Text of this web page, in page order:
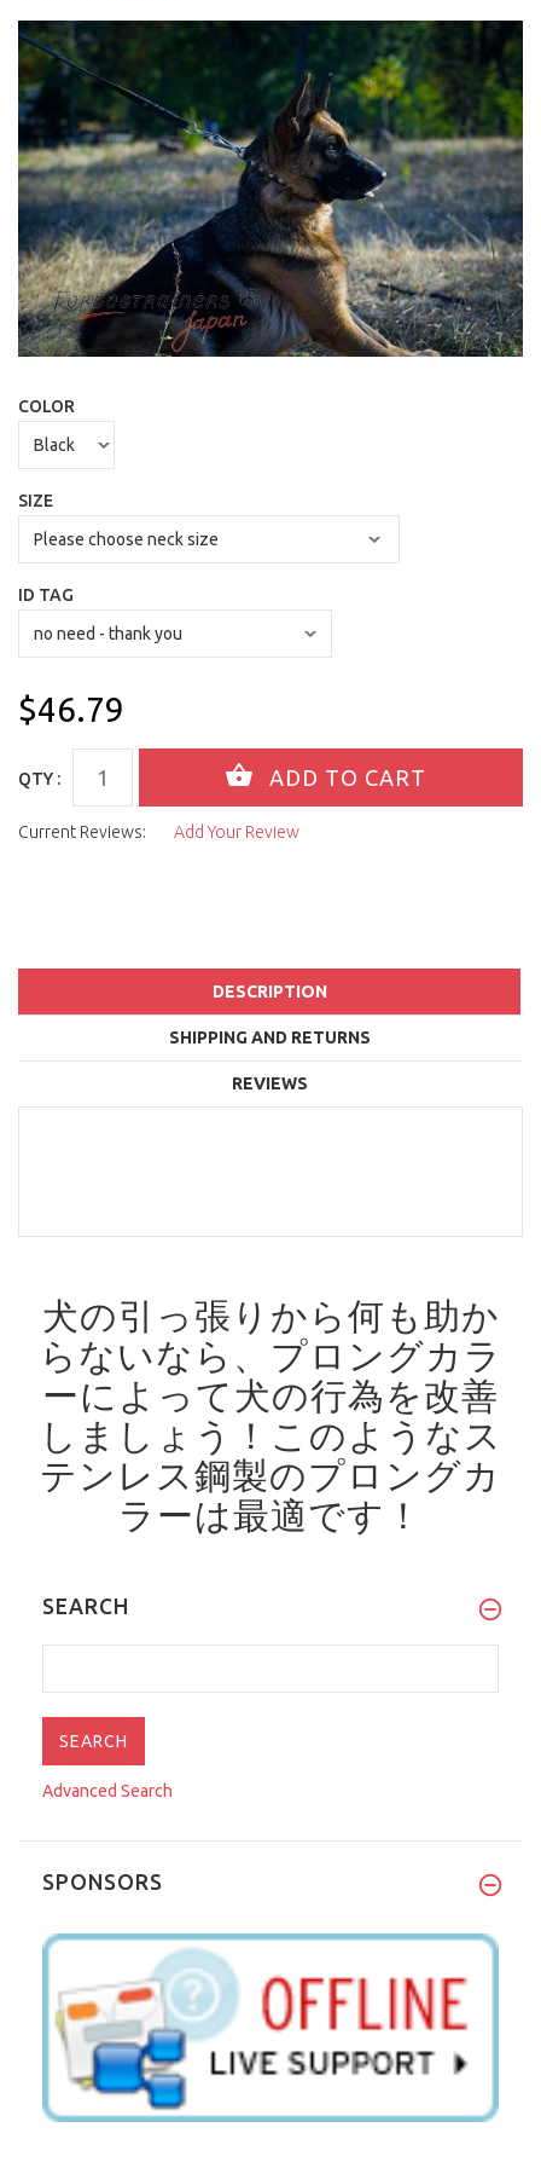
COLOR
SIZE
ID TAG
$46.79
QTY :
Current Reviews: Add Your Review
DESCRIPTION
SHIPPING AND RETURNS
REVIEWS
犬の引っ張りから何も助か
らないなら、プロングカラ
ーによって犬の行為を改善
しましょう！ このようなス
テンレス鋼製のプロングカ
ラーは最適です！
SEARCH
Advanced Search
SPONSORS